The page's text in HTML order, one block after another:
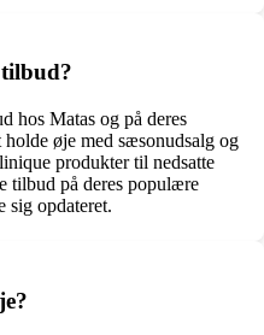
hos Matas og på deres
øje med sæsonudsalg og
produkter til nedsatte
tilbud på deres populære
sig opdateret.